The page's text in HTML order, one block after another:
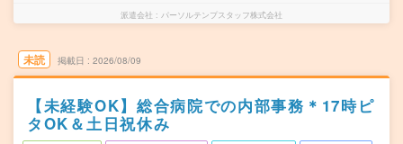
派遣会社 パーソルテンプスタッフ株式会社
未読 掲載日 2026/08/09
【未経験OK】総合病院での内部事務＊17時ピ
タOK＆土日祝休み